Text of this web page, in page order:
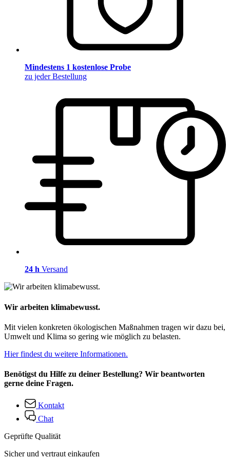
Mindestens 1 kostenlose Probe
zu jeder Bestellung
24 h Versand
Wir arbeiten klimabewusst.
Mit vielen konkreten ökologischen Maßnahmen tragen wir dazu bei,
Umwelt und Klima so gering wie möglich zu belasten.
Hier findest du weitere Informationen.
Benötigst du Hilfe zu deiner Bestellung? Wir beantworten
gerne deine Fragen.
Kontakt
Chat
Geprüfte Qualität
Sicher und vertraut einkaufen